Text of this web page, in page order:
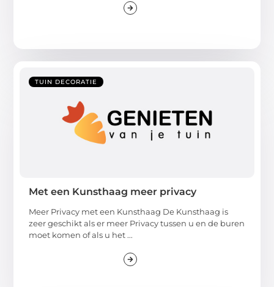
TUIN DECORATIE
Met een Kunsthaag meer privacy
Meer Privacy met een Kunsthaag De Kunsthaag is
zeer geschikt als er meer Privacy tussen u en de buren
moet komen of als u het ...